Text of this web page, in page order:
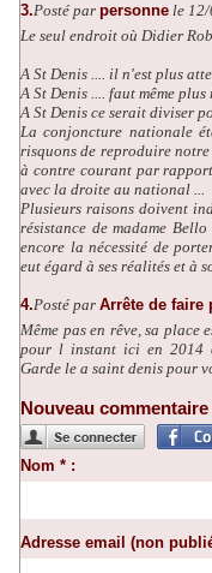
3.Posté par personne le
Le seul endroit où Didier
A St Denis .... il n'est plus
A St Denis .... faut même plus
A St Denis ce serait diviser
La conjoncture nationale
risquons de reproduire
à contre courant par
avec la droite au national ...
Plusieurs raisons doivent
résistance de madame
encore la nécessité de
eut égard à ses réalités et à
4.Posté par Arrête de faire
Même pas en rêve, sa place
pour l instant ici en 2014
Garde le a saint denis pour
Nouveau commentaire
Nom * :
Adresse email (non